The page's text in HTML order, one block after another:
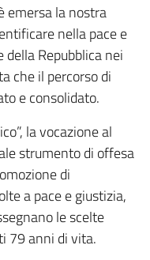
emersa la nostra
nella pace e
Repubblica nei
che il percorso di
e consolidato.
la vocazione al
strumento di offesa
di
a pace e giustizia,
le scelte
79 anni di vita.